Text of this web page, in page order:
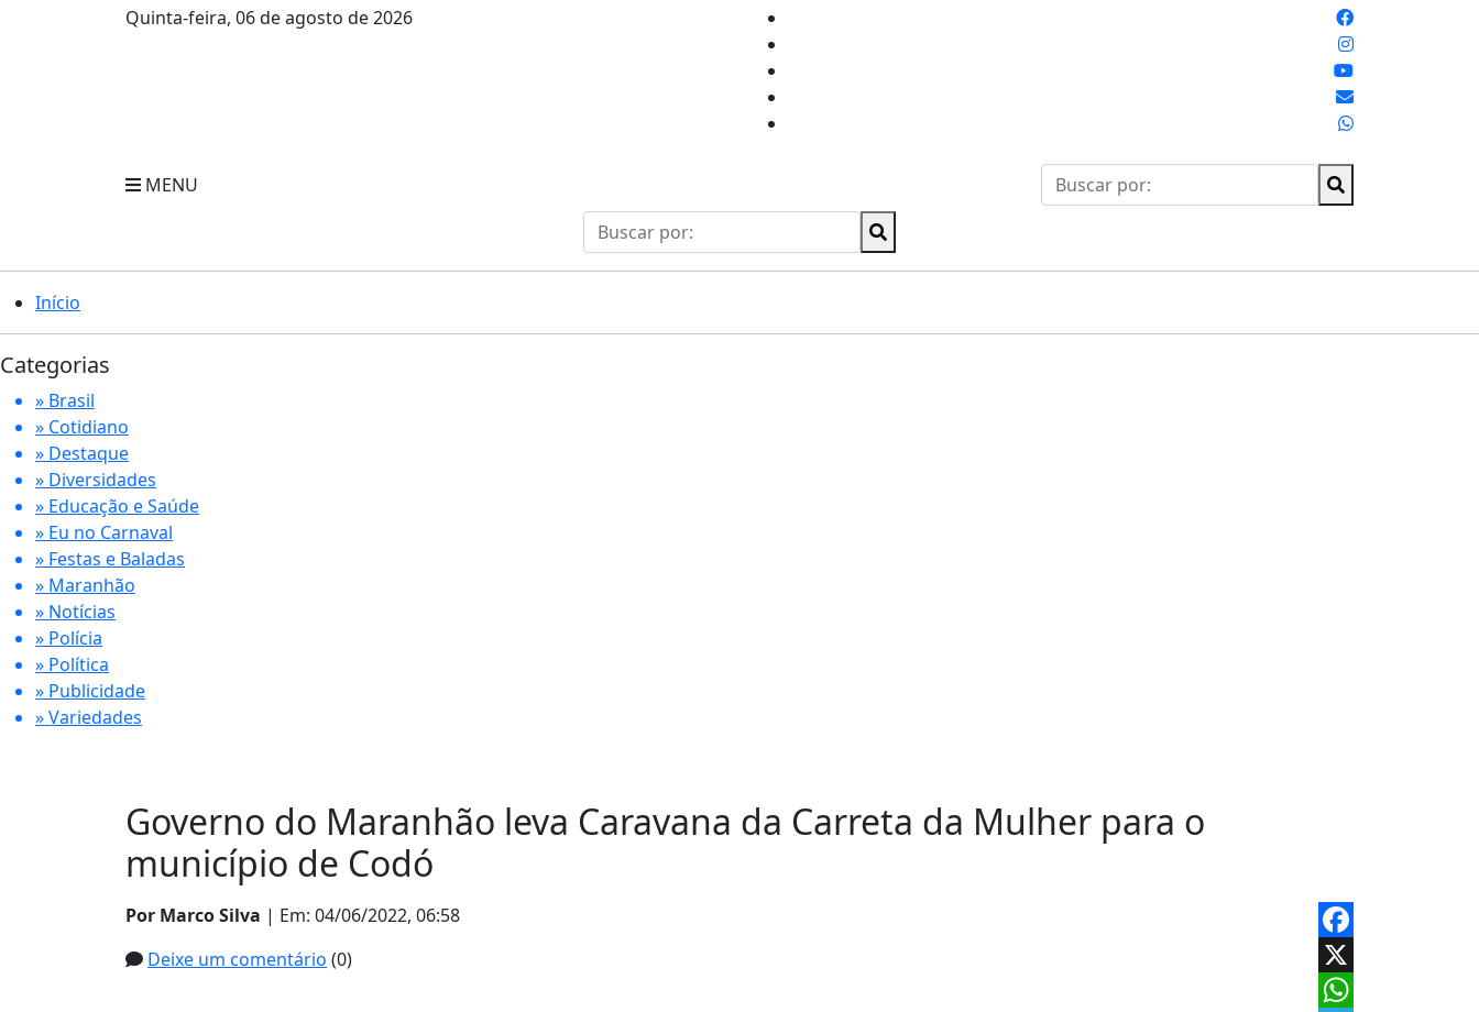
Quinta-feira, 06 de agosto de 2026
MENU
Início
Categorias
» Brasil
» Cotidiano
» Destaque
» Diversidades
» Educação e Saúde
» Eu no Carnaval
» Festas e Baladas
» Maranhão
» Notícias
» Polícia
» Política
» Publicidade
» Variedades
Governo do Maranhão leva Caravana da Carreta da Mulher para o
município de Codó
Por Marco Silva | Em: 04/06/2022, 06:58
Deixe um comentário (0)
Facebook
X